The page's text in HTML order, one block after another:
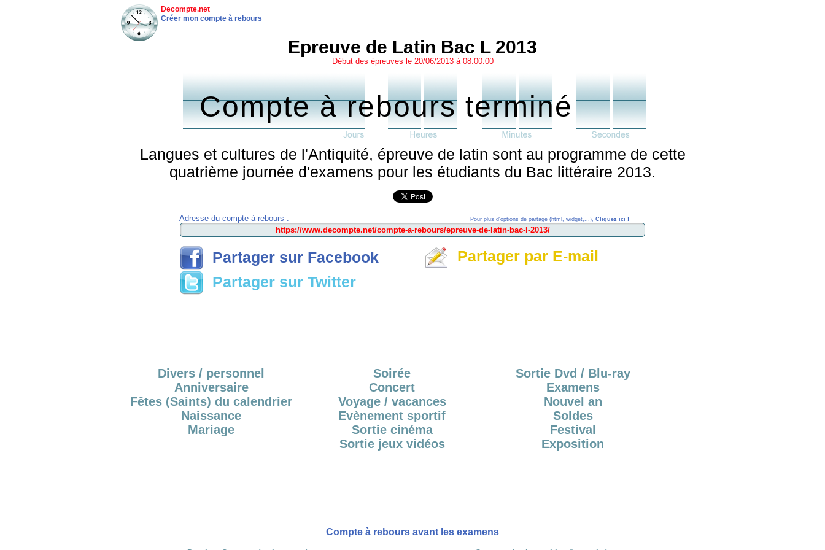
Decompte.net
Créer mon compte à rebours
Epreuve de Latin Bac L 2013
Début des épreuves le 20/06/2013 à 08:00:00
Compte à rebours terminé
Langues et cultures de l'Antiquité, épreuve de latin sont au programme de cette
quatrième journée d'examens pour les étudiants du Bac littéraire 2013.
Adresse du compte à rebours : Pour plus d'options de partage (html, widget,...), Cliquez ici !
Partager sur Facebook
Partager sur Twitter
Partager par E-mail
Divers / personnel
Anniversaire
Fêtes (Saints) du calendrier
Naissance
Mariage
Soirée
Concert
Voyage / vacances
Evènement sportif
Sortie cinéma
Sortie jeux vidéos
Sortie Dvd / Blu-ray
Examens
Nouvel an
Soldes
Festival
Exposition
Compte à rebours avant les examens